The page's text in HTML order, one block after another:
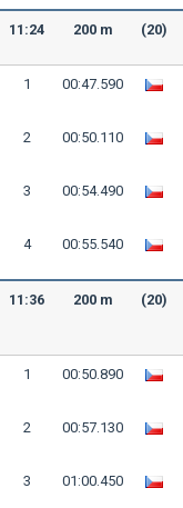
11:24 200 m (20)
1 00:47.590
2 00:50.110
3 00:54.490
4 00:55.540
11:36 200 m (20)
1 00:50.890
2 00:57.130
3 01:00.450